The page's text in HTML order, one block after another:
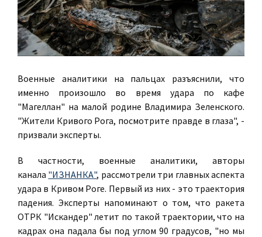
Военные аналитики на пальцах разъяснили, что
именно произошло во время удара по кафе
"Магеллан" на малой родине Владимира Зеленского.
"Жители Кривого Рога, посмотрите правде в глаза", -
призвали эксперты.
В частности, военные аналитики, авторы
канала "ИЗНАНКА", рассмотрели три главных аспекта
удара в Кривом Роге. Первый из них - это траектория
падения. Эксперты напоминают о том, что ракета
ОТРК "Искандер" летит по такой траектории, что на
кадрах она падала бы под углом 90 градусов, "но мы